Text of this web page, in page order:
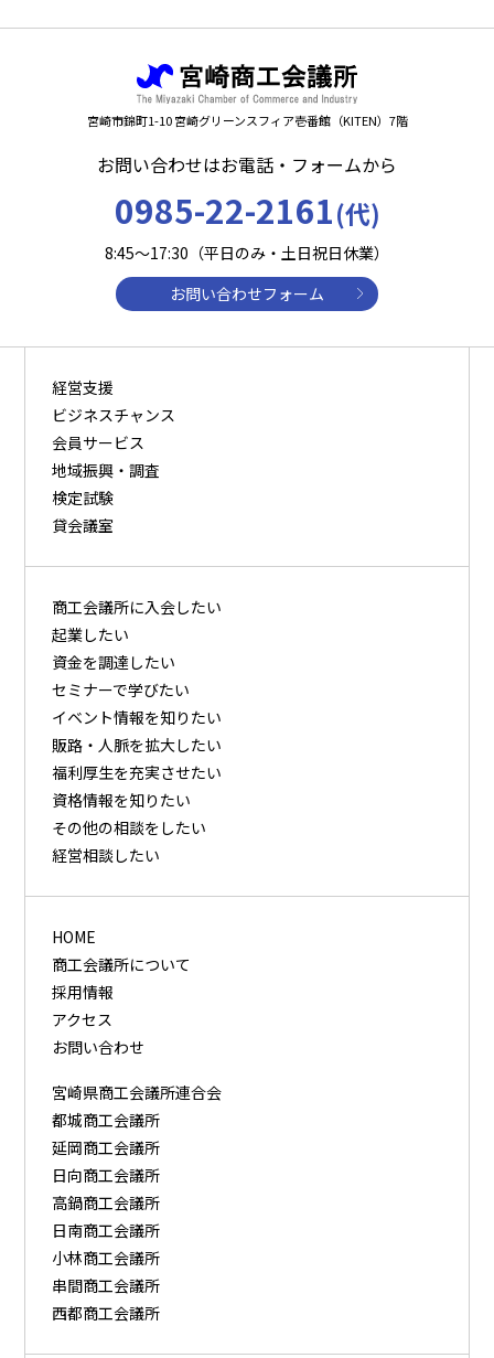
宮崎市錦町1-10 宮崎グリーンスフィア壱番館（KITEN）7階
お問い合わせはお電話・フォームから
0985-22-2161(代)
8:45～17:30（平日のみ・土日祝日休業）
お問い合わせフォーム
経営支援
ビジネスチャンス
会員サービス
地域振興・調査
検定試験
貸会議室
商⼯会議所に⼊会したい
起業したい
資⾦を調達したい
セミナーで学びたい
イベント情報を知りたい
販路・⼈脈を拡⼤したい
福利厚⽣を充実させたい
資格情報を知りたい
その他の相談をしたい
経営相談したい
HOME
商工会議所について
採用情報
アクセス
お問い合わせ
宮崎県商工会議所連合会
都城商工会議所
延岡商工会議所
日向商工会議所
高鍋商工会議所
日南商工会議所
小林商工会議所
串間商工会議所
西都商工会議所